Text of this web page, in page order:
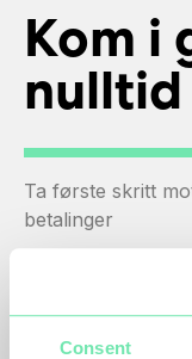
Consent
Kom i
nulltid
Ta første skritt
betalinger